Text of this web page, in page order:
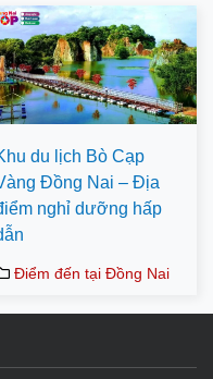
du lịch Bò Cạp
Đồng Nai – Địa
nghỉ dưỡng hấp
Điểm đến tại Đồng Nai